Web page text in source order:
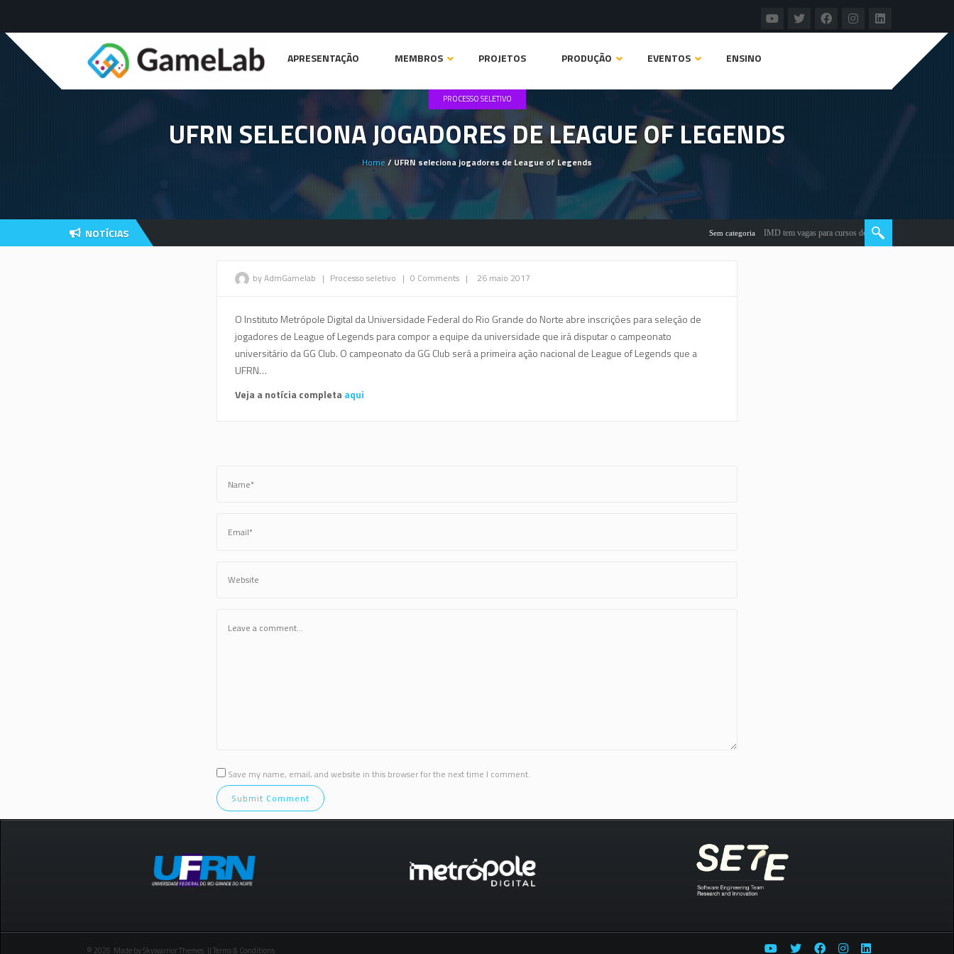
APRESENTAÇÃO MEMBROS PROJETOS PRODUÇÃO
Artigos em Periódicos
Livros e Capítulos de Livros
Trabalhos Completos em Eventos
Especialização
Mestrado
EVENTOS ENSINO
PROCESSO SELETIVO
UFRN SELECIONA JOGADORES DE LEAGUE OF LEGENDS
Home/ UFRN seleciona jogadores de League of Legends
NOTÍCIAS Sem categoria IMD tem vagas para cursos de qualificação profissional
by AdmGamelab | Processo seletivo | 0 Comments | 26 maio 2017
O Instituto Metrópole Digital da Universidade Federal do Rio Grande do Norte abre inscrições para seleção de
jogadores de League of Legends para compor a equipe da universidade que irá disputar o campeonato
universitário da GG Club. O campeonato da GG Club será a primeira ação nacional de League of Legends que a
UFRN…
Veja a notícia completaaqui
Save my name, email, and website in this browser for the next time I comment.
© 2026 Made by Skywarrior Themes. || Terms & Conditions